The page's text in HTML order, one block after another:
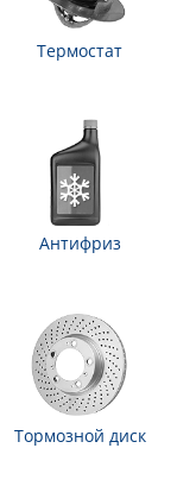
Термостат
Антифриз
Тормозной диск